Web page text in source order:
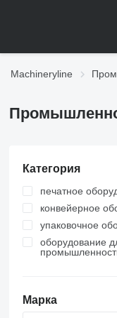
Machineryline
Категория
печатное
клеевые
другое
конвейерное
поворотные
упаковочное
машины
оборудование
Марка